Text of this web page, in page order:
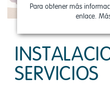
Para obtener más
enlace.
SERVICIOS